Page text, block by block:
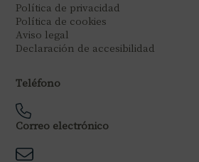
Política de privacidad
Política de cookies
Aviso legal
Declaración de accesibilidad
Teléfono
Correo electrónico